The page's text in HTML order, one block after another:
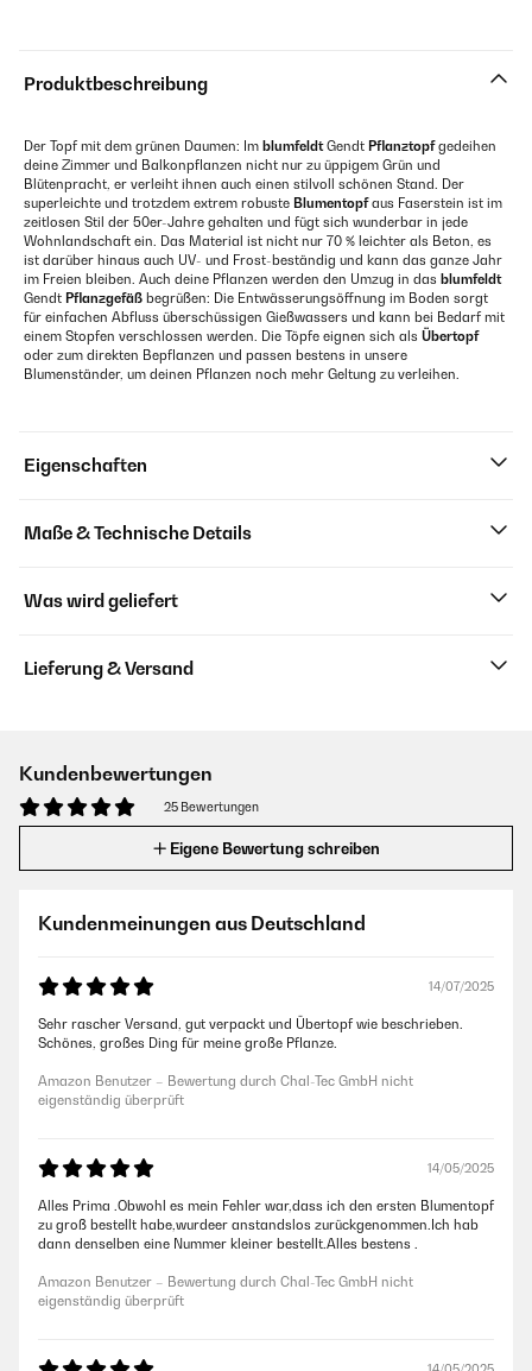
Produktbeschreibung
Der Topf mit dem grünen Daumen: Im blumfeldtGendt Pflanztopfgedeihen
deine Zimmer und Balkonpflanzen nicht nur zu üppigem Grün und
Blütenpracht, er verleiht ihnen auch einen stilvoll schönen Stand. Der
superleichte und trotzdem extrem robuste Blumentopfaus Faserstein ist im
zeitlosen Stil der 50er-Jahre gehalten und fügt sich wunderbar in jede
Wohnlandschaft ein. Das Material ist nicht nur 70 % leichter als Beton, es
ist darüber hinaus auch UV- und Frost-beständig und kann das ganze Jahr
im Freien bleiben. Auch deine Pflanzen werden den Umzug in das blumfeldt
Gendt Pflanzgefäß begrüßen: Die Entwässerungsöffnung im Boden sorgt
für einfachen Abfluss überschüssigen Gießwassers und kann bei Bedarf mit
einem Stopfen verschlossen werden. Die Töpfe eignen sich als Übertopf
oder zum direkten Bepflanzen und passen bestens in unsere
Blumenständer, um deinen Pflanzen noch mehr Geltung zu verleihen.
Eigenschaften
Maße & Technische Details
Was wird geliefert
Lieferung & Versand
Kundenbewertungen
25 Bewertungen
Eigene Bewertung schreiben
Kundenmeinungen aus Deutschland
14/07/2025
Sehr rascher Versand, gut verpackt und Übertopf wie beschrieben.
Schönes, großes Ding für meine große Pflanze.
Amazon Benutzer – Bewertung durch Chal-Tec GmbH nicht
eigenständig überprüft
14/05/2025
Alles Prima .Obwohl es mein Fehler war,dass ich den ersten Blumentopf
zu groß bestellt habe,wurdeer anstandslos zurückgenommen.Ich hab
dann denselben eine Nummer kleiner bestellt.Alles bestens .
Amazon Benutzer – Bewertung durch Chal-Tec GmbH nicht
eigenständig überprüft